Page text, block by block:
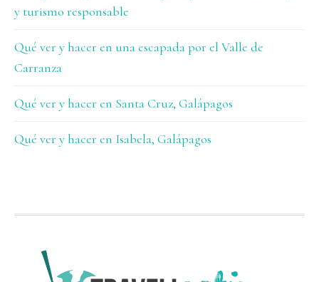
y turismo responsable
Qué ver y hacer en una escapada por el Valle de
Carranza
Qué ver y hacer en Santa Cruz, Galápagos
Qué ver y hacer en Isabela, Galápagos
FOOTER